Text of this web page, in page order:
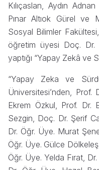
Kılıçaslan, Aydın
Pınar Altıok Gürel ve
Sosyal Bilimler
öğretim üyesi Doç. Dr.
yaptığı “Yapay Zekâ ve
“Yapay Zeka ve
Üniversitesi’nden, Prof.
Ekrem Özkul, Prof. Dr.
Sezgin, Doç. Dr. Şerif
Dr. Öğr. Üye. Murat
Öğr. Üye. Gülce
Öğr. Üye. Yelda Fırat,